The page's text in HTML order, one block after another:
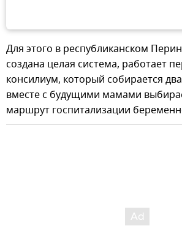
Для этого в республиканском
создана целая система, работает
консилиум, который собирается
вместе с будущими мамами
маршрут госпитализации